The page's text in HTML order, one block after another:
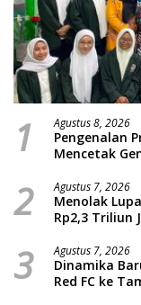
1 Agustus 8, 2026
Pengenalan
Mencetak
2 Agustus 7, 2026
Menolak
Rp2,3 Triliun
3 Agustus 7, 2026
Dinamika
Red FC ke